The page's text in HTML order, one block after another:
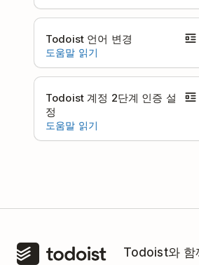
Todoist 언어 변경
도움말 읽기
Todoist 계정 2단계 인증 설
정
도움말 읽기
Todoist와 함